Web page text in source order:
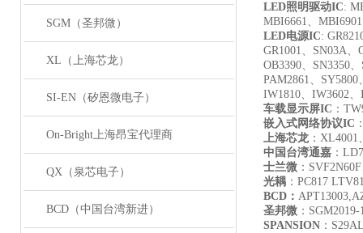
SGM（圣邦微）
XL（上海芯龙）
SI-EN（矽恩微电子）
On-Bright上海昂宝代理商
QX（泉芯电子）
BCD（中国台湾新进）
LED照明驱动IC:
MBI6661、
LED电源IC:
GR1001、SN03A、
OB3390、SN3350
PAM2861、
IW1810、IW3602
车载显示屏IC ：
嵌入式网络协议IC
上海芯龙：XL4001
中国台湾通嘉 ：
士兰微 ：
光耦 ：PC817
BCD ：
圣邦微 ：
SPANSION ：